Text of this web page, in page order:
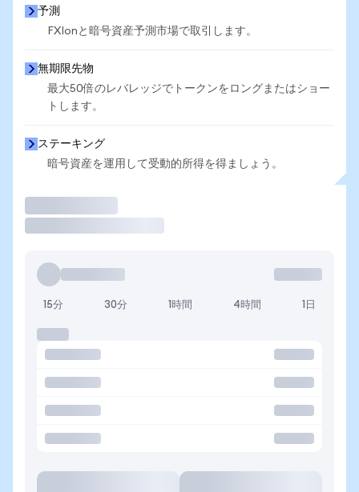
予測
FXIonと暗号資産予測市場で取引します。
無期限先物
最大50倍のレバレッジでトークンをロングまたはショー
トします。
ステーキング
暗号資産を運用して受動的所得を得ましょう。
15分 30分 1時間 4時間 1日